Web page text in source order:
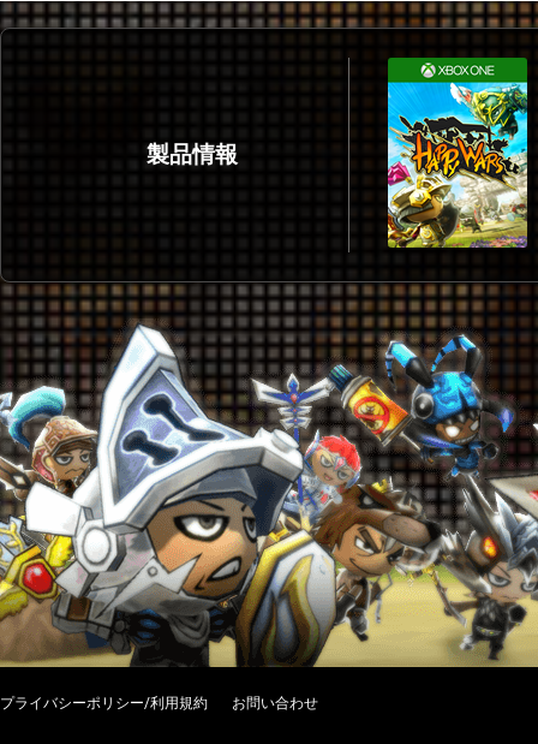
製品情報
プライバシーポリシー/利用規約 お問い合わせ